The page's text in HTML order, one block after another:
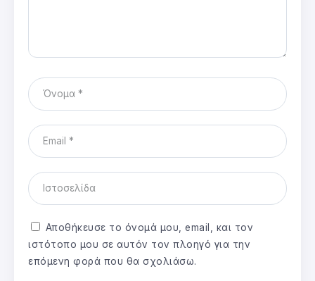
Αποθήκευσε το όνομά μου, email, και τον
ιστότοπο μου σε αυτόν τον πλοηγό για την
επόμενη φορά που θα σχολιάσω.